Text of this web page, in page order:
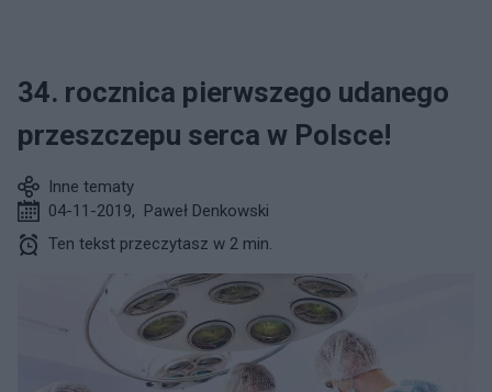
34. rocznica pierwszego udanego
przeszczepu serca w Polsce!
Inne tematy
04-11-2019, Paweł Denkowski
Ten tekst przeczytasz w 2 min.